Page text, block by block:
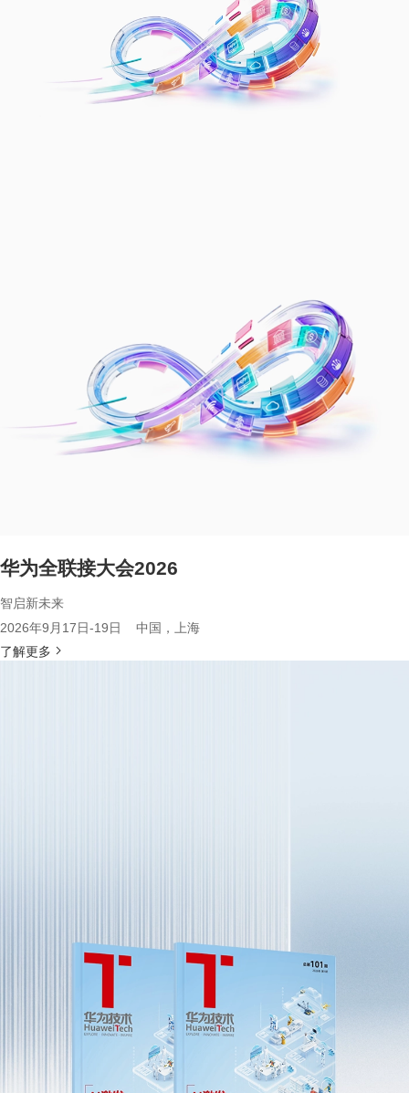
华为全联接大会2026
智启新未来
2026年9月17日-19日 中国，上海
了解更多